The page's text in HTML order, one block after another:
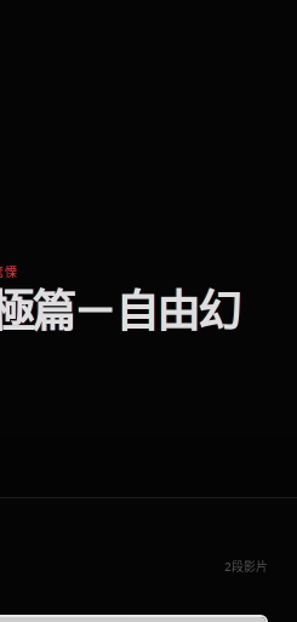
篇－自由幻
2段影片